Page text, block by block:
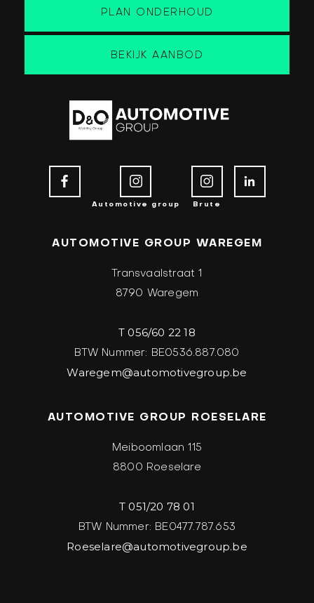
PLAN ONDERHOUD
BEKIJK AANBOD
Automotive group Brute
AUTOMOTIVE GROUP WAREGEM
Transvaalstraat 1
8790 Waregem
T 056/60 22 18
BTW Nummer: BE0536.887.080
Waregem@automotivegroup.be
AUTOMOTIVE GROUP ROESELARE
Meiboomlaan 115
8800 Roeselare
T 051/20 78 01
BTW Nummer: BE0477.787.653
Roeselare@automotivegroup.be